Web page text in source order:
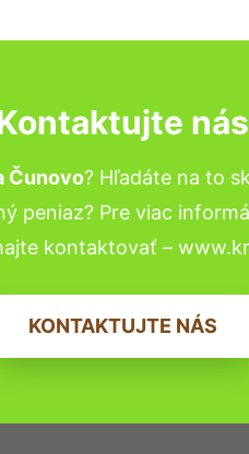
nás
Čunovo? Hľadáte na to
peniaz? Pre viac
kontaktovať –
KONTAKTUJTE NÁS